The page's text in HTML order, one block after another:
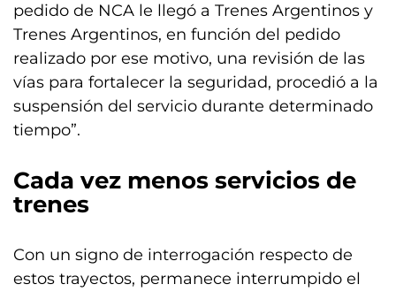
pedido de NCA le llegó a Trenes Argentinos y
Trenes Argentinos, en función del pedido
realizado por ese motivo, una revisión de las
vías para fortalecer la seguridad, procedió a la
suspensión del servicio durante determinado
tiempo”.
Cada vez menos servicios de
trenes
Con un signo de interrogación respecto de
estos trayectos, permanece interrumpido el